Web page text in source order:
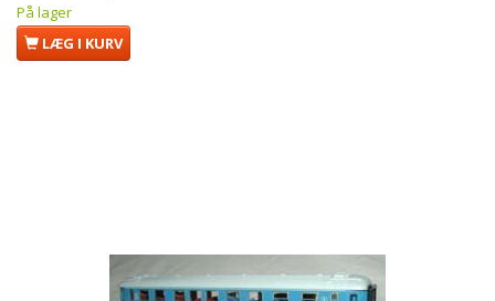
På lager
LÆG I KURV